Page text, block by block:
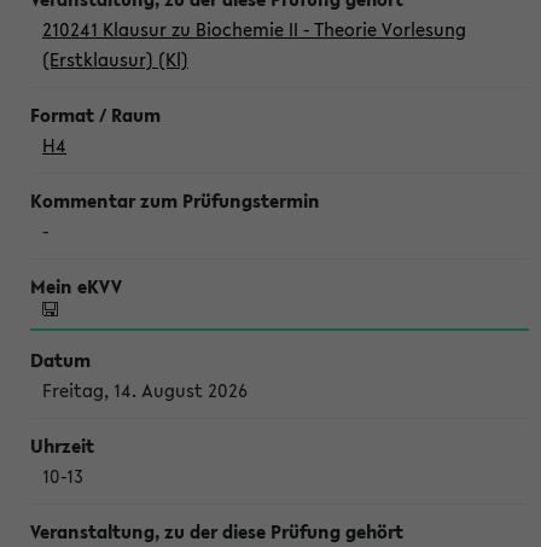
210241 Klausur zu Biochemie II - Theorie Vorlesung
(Erstklausur) (Kl)
H4
-
Freitag, 14. August 2026
10-13